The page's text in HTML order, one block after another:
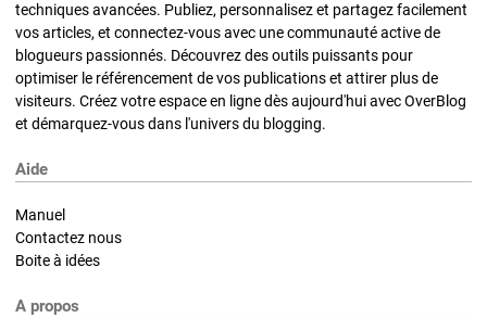
techniques avancées. Publiez, personnalisez et partagez facilement
vos articles, et connectez-vous avec une communauté active de
blogueurs passionnés. Découvrez des outils puissants pour
optimiser le référencement de vos publications et attirer plus de
visiteurs. Créez votre espace en ligne dès aujourd'hui avec OverBlog
et démarquez-vous dans l'univers du blogging.
Aide
Manuel
Contactez nous
Boite à idées
A propos